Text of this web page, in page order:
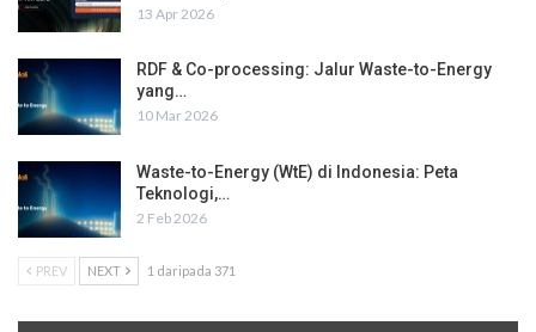
13 Apr 2026
RDF & Co-processing: Jalur Waste-to-Energy
yang…
10 Mar 2026
Waste-to-Energy (WtE) di Indonesia: Peta
Teknologi,…
2 Feb 2026
PREV NEXT 1 daripada 371